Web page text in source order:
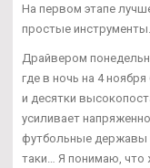
На первом этапе
простые инструменты.
Драйвером
где в ночь на 4
и десятки
усиливает
футбольные державы
таки… Я понимаю, что